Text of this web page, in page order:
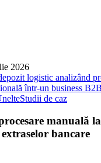
2026
Studii de caz
manuală
bancare